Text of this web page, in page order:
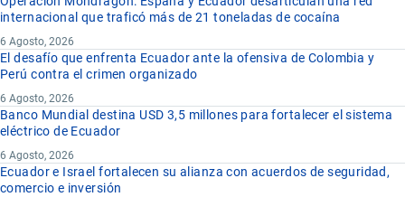
internacional que traficó más de 21 toneladas de cocaína
6 Agosto, 2026
El desafío que enfrenta Ecuador ante la ofensiva de Colombia y
Perú contra el crimen organizado
6 Agosto, 2026
Banco Mundial destina USD 3,5 millones para fortalecer el sistema
eléctrico de Ecuador
6 Agosto, 2026
Ecuador e Israel fortalecen su alianza con acuerdos de seguridad,
comercio e inversión